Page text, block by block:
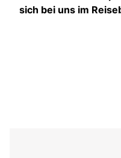
sich bei uns im